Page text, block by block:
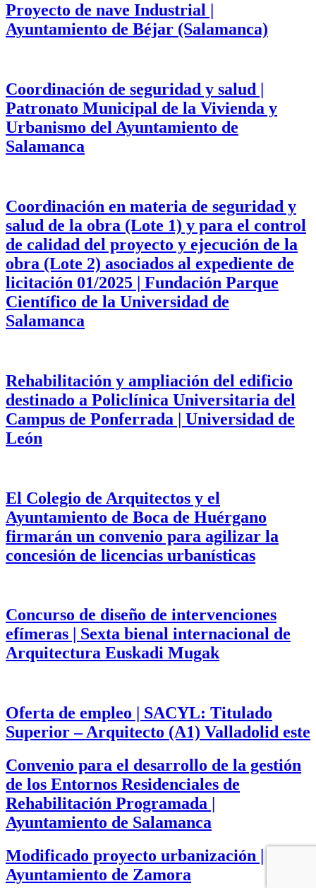
Proyecto de nave Industrial |
Ayuntamiento de Béjar (Salamanca)
Coordinación de seguridad y salud |
Patronato Municipal de la Vivienda y
Urbanismo del Ayuntamiento de
Salamanca
Coordinación en materia de seguridad y
salud de la obra (Lote 1) y para el control
de calidad del proyecto y ejecución de la
obra (Lote 2) asociados al expediente de
licitación 01/2025 | Fundación Parque
Científico de la Universidad de
Salamanca
Rehabilitación y ampliación del edificio
destinado a Policlínica Universitaria del
Campus de Ponferrada | Universidad de
León
El Colegio de Arquitectos y el
Ayuntamiento de Boca de Huérgano
firmarán un convenio para agilizar la
concesión de licencias urbanísticas
Concurso de diseño de intervenciones
efímeras | Sexta bienal internacional de
Arquitectura Euskadi Mugak
Oferta de empleo | SACYL: Titulado
Superior – Arquitecto (A1) Valladolid este
Convenio para el desarrollo de la gestión
de los Entornos Residenciales de
Rehabilitación Programada |
Ayuntamiento de Salamanca
Modificado proyecto urbanización |
Ayuntamiento de Zamora